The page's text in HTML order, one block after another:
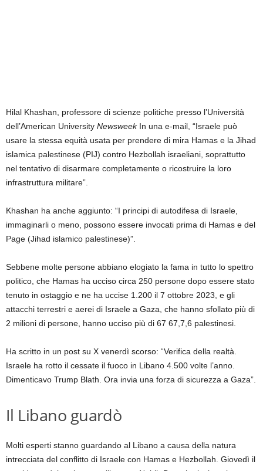
Hilal Khashan, professore di scienze politiche presso l’Università
dell’American University Newsweek In una e-mail, “Israele può
usare la stessa equità usata per prendere di mira Hamas e la Jihad
islamica palestinese (PIJ) contro Hezbollah israeliani, soprattutto
nel tentativo di disarmare completamente o ricostruire la loro
infrastruttura militare”.
Khashan ha anche aggiunto: “I principi di autodifesa di Israele,
immaginarli o meno, possono essere invocati prima di Hamas e del
Page (Jihad islamico palestinese)”.
Sebbene molte persone abbiano elogiato la fama in tutto lo spettro
politico, che Hamas ha ucciso circa 250 persone dopo essere stato
tenuto in ostaggio e ne ha uccise 1.200 il 7 ottobre 2023, e gli
attacchi terrestri e aerei di Israele a Gaza, che hanno sfollato più di
2 milioni di persone, hanno ucciso più di 67 67,7,6 palestinesi.
Ha scritto in un post su X venerdì scorso: “Verifica della realtà.
Israele ha rotto il cessate il fuoco in Libano 4.500 volte l’anno.
Dimenticavo Trump Blath. Ora invia una forza di sicurezza a Gaza”.
Il Libano guardò
Molti esperti stanno guardando al Libano a causa della natura
intrecciata del conflitto di Israele con Hamas e Hezbollah. Giovedì il